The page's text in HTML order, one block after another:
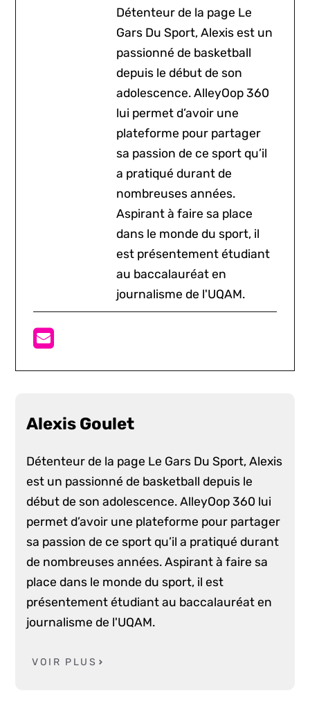
Détenteur de la page Le
Gars Du Sport, Alexis est un
passionné de basketball
depuis le début de son
adolescence. AlleyOop 360
lui permet d’avoir une
plateforme pour partager
sa passion de ce sport qu’il
a pratiqué durant de
nombreuses années.
Aspirant à faire sa place
dans le monde du sport, il
est présentement étudiant
au baccalauréat en
journalisme de l'UQAM.
Alexis Goulet
Détenteur de la page Le Gars Du Sport, Alexis
est un passionné de basketball depuis le
début de son adolescence. AlleyOop 360 lui
permet d’avoir une plateforme pour partager
sa passion de ce sport qu’il a pratiqué durant
de nombreuses années. Aspirant à faire sa
place dans le monde du sport, il est
présentement étudiant au baccalauréat en
journalisme de l'UQAM.
VOIR PLUS